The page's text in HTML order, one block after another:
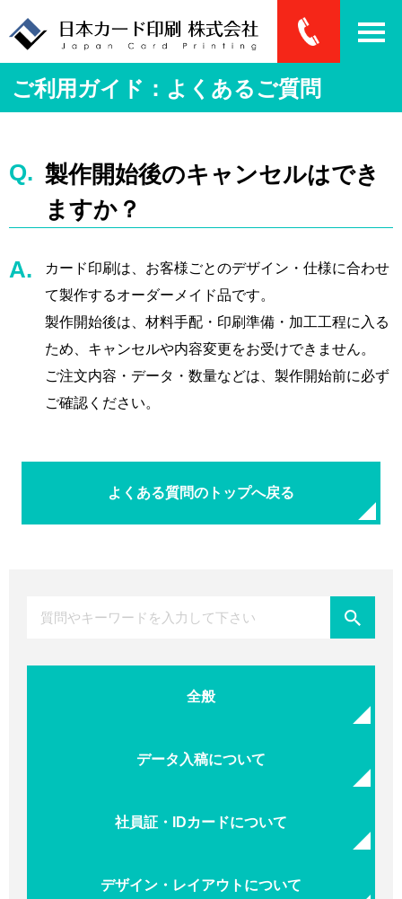
ご利用ガイド：よくあるご質問
製作開始後のキャンセルはでき
ますか？
カード印刷は、お客様ごとのデザイン・仕様に合わせ
て製作するオーダーメイド品です。
製作開始後は、材料手配・印刷準備・加工工程に入る
ため、キャンセルや内容変更をお受けできません。
ご注文内容・データ・数量などは、製作開始前に必ず
ご確認ください。
よくある質問のトップへ戻る
全般
データ入稿について
社員証・IDカードについて
デザイン・レイアウトについて